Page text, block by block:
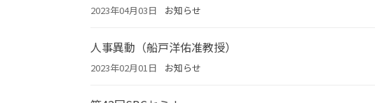
2023年04月03日 お知らせ
人事異動（船戸洋佑准教授）
2023年02月01日 お知らせ